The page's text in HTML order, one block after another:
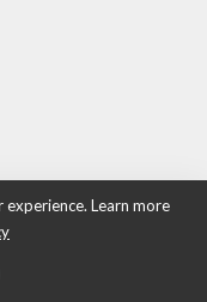
Learn more